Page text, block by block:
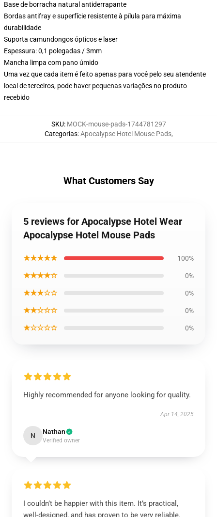
Base de borracha natural antiderrapante
Bordas antifray e superfície resistente à pílula para máxima
durabilidade
Suporta camundongos ópticos e laser
Espessura: 0,1 polegadas / 3mm
Mancha limpa com pano úmido
Uma vez que cada item é feito apenas para você pelo seu atendente
local de terceiros, pode haver pequenas variações no produto
recebido
SKU: MOCK-mouse-pads-1744781297
Categorias:Apocalypse Hotel Mouse Pads,
What Customers Say
5 reviews for Apocalypse Hotel Wear
Apocalypse Hotel Mouse Pads
★★★★★ 100%
★★★★☆ 0%
★★★☆☆ 0%
★★☆☆☆ 0%
★☆☆☆☆ 0%
Highly recommended for anyone looking for quality.
Apr 14, 2025
N Nathan
Verified owner
I couldn’t be happier with this item. It’s practical,
well-designed, and has proven to be very reliable.